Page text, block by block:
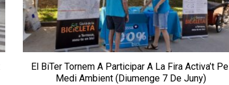
El BiTer Tornem A Participar A La Fira Activa’t Pel
Medi Ambient (diumenge 7 De Juny)